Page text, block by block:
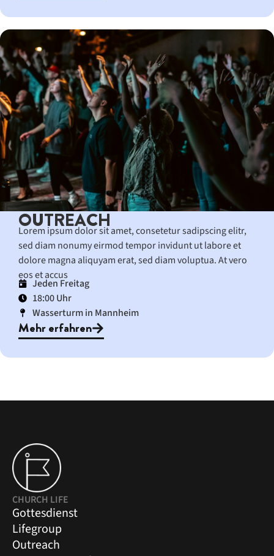
OUTREACH
Lorem ipsum dolor sit amet, consetetur sadipscing elitr,
sed diam nonumy eirmod tempor invidunt ut labore et
dolore magna aliquyam erat, sed diam voluptua. At vero
eos et accus
Jeden Freitag
18:00 Uhr
Wasserturm in Mannheim
Mehr erfahren
CHURCH LIFE
Gottesdienst
Lifegroup
Outreach